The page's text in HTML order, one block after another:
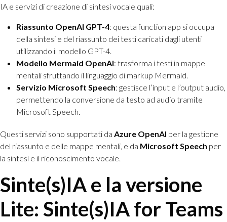
IA e servizi di creazione di sintesi vocale quali:
Riassunto OpenAI GPT-4: questa function app si occupa
della sintesi e del riassunto dei testi caricati dagli utenti
utilizzando il modello GPT-4.
Modello Mermaid OpenAI: trasforma i testi in mappe
mentali sfruttando il linguaggio di markup Mermaid.
Servizio Microsoft Speech: gestisce l’input e l’output audio,
permettendo la conversione da testo ad audio tramite
Microsoft Speech.
Questi servizi sono supportati da Azure OpenAI per la gestione
del riassunto e delle mappe mentali, e da Microsoft Speech per
la sintesi e il riconoscimento vocale.
Sinte(s)IA e la versione
Lite: Sinte(s)IA for Teams